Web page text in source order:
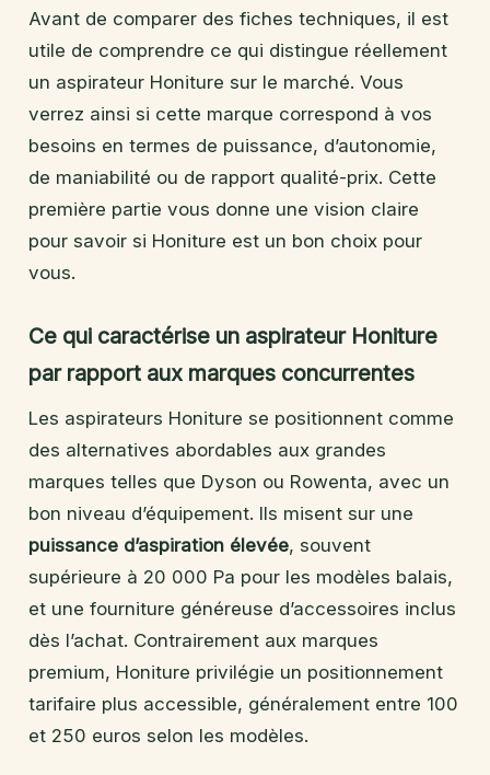
Avant de comparer des fiches techniques, il est
utile de comprendre ce qui distingue réellement
un aspirateur Honiture sur le marché. Vous
verrez ainsi si cette marque correspond à vos
besoins en termes de puissance, d’autonomie,
de maniabilité ou de rapport qualité-prix. Cette
première partie vous donne une vision claire
pour savoir si Honiture est un bon choix pour
vous.
Ce qui caractérise un aspirateur Honiture
par rapport aux marques concurrentes
Les aspirateurs Honiture se positionnent comme
des alternatives abordables aux grandes
marques telles que Dyson ou Rowenta, avec un
bon niveau d’équipement. Ils misent sur une
puissance d’aspiration élevée, souvent
supérieure à 20 000 Pa pour les modèles balais,
et une fourniture généreuse d’accessoires inclus
dès l’achat. Contrairement aux marques
premium, Honiture privilégie un positionnement
tarifaire plus accessible, généralement entre 100
et 250 euros selon les modèles.